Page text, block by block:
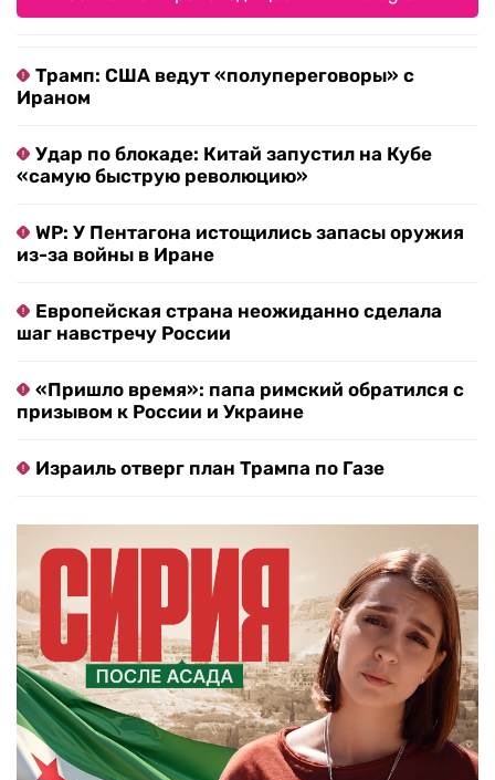
Трамп: США ведут «полупереговоры» с
Ираном
Удар по блокаде: Китай запустил на Кубе
«самую быструю революцию»
WP: У Пентагона истощились запасы оружия
из-за войны в Иране
Европейская страна неожиданно сделала
шаг навстречу России
«Пришло время»: папа римский обратился с
призывом к России и Украине
Израиль отверг план Трампа по Газе